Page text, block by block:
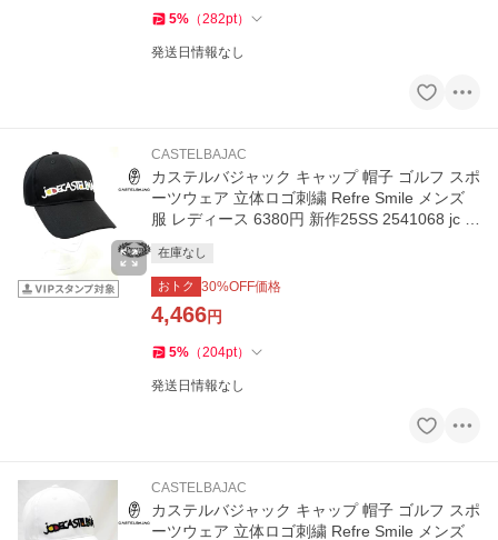
5% （282pt）
発送日情報なし
CASTELBAJAC
カステルバジャック キャップ 帽子 ゴルフ スポ
ーツウェア 立体ロゴ刺繍 Refre Smile メンズ
服 レディース 6380円 新作25SS 2541068 jc K
在庫なし
おトク 30%OFF価格
4,466円
5% （204pt）
発送日情報なし
CASTELBAJAC
カステルバジャック キャップ 帽子 ゴルフ スポ
ーツウェア 立体ロゴ刺繍 Refre Smile メンズ